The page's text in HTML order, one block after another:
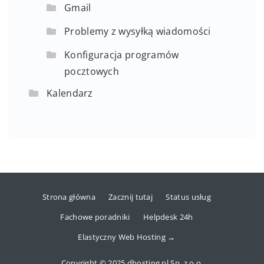
Gmail
Problemy z wysyłką wiadomości
Konfiguracja programów
pocztowych
Kalendarz
Strona główna Zacznij tutaj
Status usług
Fachowe poradniki
Helpdesk 24h
Elastyczny Web Hosting →